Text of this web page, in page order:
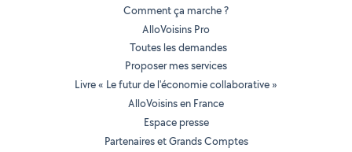
Comment ça marche ?
AlloVoisins Pro
Toutes les demandes
Proposer mes services
Livre « Le futur de l'économie collaborative »
AlloVoisins en France
Espace presse
Partenaires et Grands Comptes